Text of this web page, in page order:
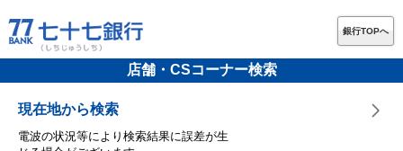
銀行TOPへ
店舗・CSコーナー検索
現在地から検索
電波の状況等により検索結果に誤差が生